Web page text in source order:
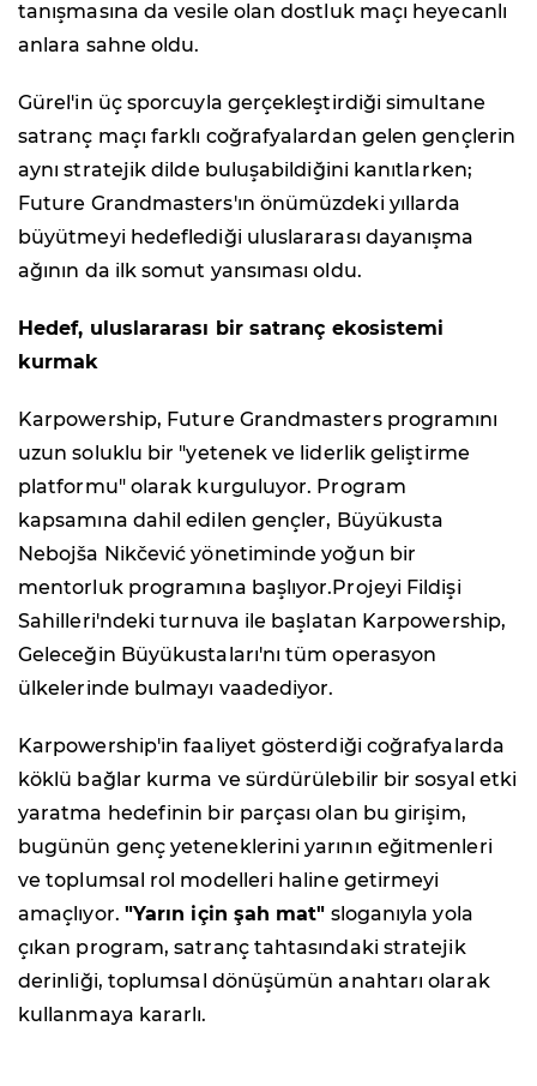
tanışmasına da vesile olan dostluk maçı heyecanlı
anlara sahne oldu.
Gürel'in üç sporcuyla gerçekleştirdiği simultane
satranç maçı farklı coğrafyalardan gelen gençlerin
aynı stratejik dilde buluşabildiğini kanıtlarken;
Future Grandmasters'ın önümüzdeki yıllarda
büyütmeyi hedeflediği uluslararası dayanışma
ağının da ilk somut yansıması oldu.
Hedef, uluslararası bir satranç ekosistemi
kurmak
Karpowership, Future Grandmasters programını
uzun soluklu bir "yetenek ve liderlik geliştirme
platformu" olarak kurguluyor. Program
kapsamına dahil edilen gençler, Büyükusta
Nebojša Nikčević yönetiminde yoğun bir
mentorluk programına başlıyor.Projeyi Fildişi
Sahilleri'ndeki turnuva ile başlatan Karpowership,
Geleceğin Büyükustaları'nı tüm operasyon
ülkelerinde bulmayı vaadediyor.
Karpowership'in faaliyet gösterdiği coğrafyalarda
köklü bağlar kurma ve sürdürülebilir bir sosyal etki
yaratma hedefinin bir parçası olan bu girişim,
bugünün genç yeteneklerini yarının eğitmenleri
ve toplumsal rol modelleri haline getirmeyi
amaçlıyor. "Yarın için şah mat" sloganıyla yola
çıkan program, satranç tahtasındaki stratejik
derinliği, toplumsal dönüşümün anahtarı olarak
kullanmaya kararlı.